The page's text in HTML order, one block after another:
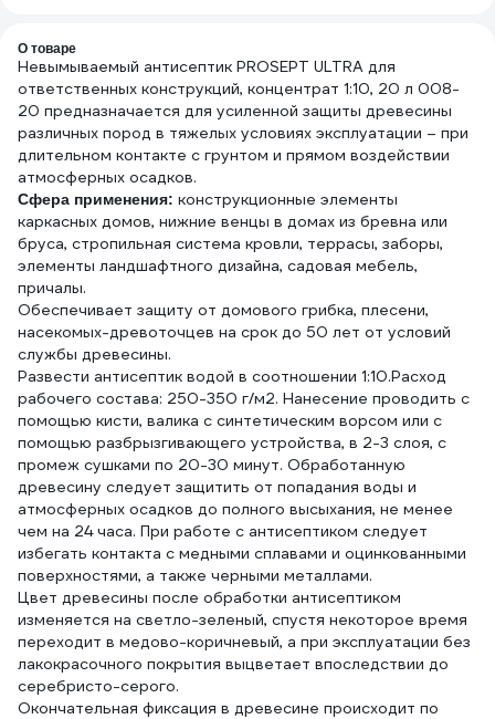
О товаре
Невымываемый антисептик PROSEPT ULTRA для
ответственных конструкций, концентрат 1:10, 20 л 008-
20 предназначается для усиленной защиты древесины
различных пород в тяжелых условиях эксплуатации – при
длительном контакте с грунтом и прямом воздействии
атмосферных осадков.
Сфера применения: конструкционные элементы
каркасных домов, нижние венцы в домах из бревна или
бруса, стропильная система кровли, террасы, заборы,
элементы ландшафтного дизайна, садовая мебель,
причалы.
Обеспечивает защиту от домового грибка, плесени,
насекомых-древоточцев на срок до 50 лет от условий
службы древесины.
Развести антисептик водой в соотношении 1:10.Расход
рабочего состава: 250-350 г/м2. Нанесение проводить с
помощью кисти, валика с синтетическим ворсом или с
помощью разбрызгивающего устройства, в 2-3 слоя, с
промеж сушками по 20-30 минут. Обработанную
древесину следует защитить от попадания воды и
атмосферных осадков до полного высыхания, не менее
чем на 24 часа. При работе с антисептиком следует
избегать контакта с медными сплавами и оцинкованными
поверхностями, а также черными металлами.
Цвет древесины после обработки антисептиком
изменяется на светло-зеленый, спустя некоторое время
переходит в медово-коричневый, а при эксплуатации без
лакокрасочного покрытия выцветает впоследствии до
серебристо-серого.
Окончательная фиксация в древесине происходит по